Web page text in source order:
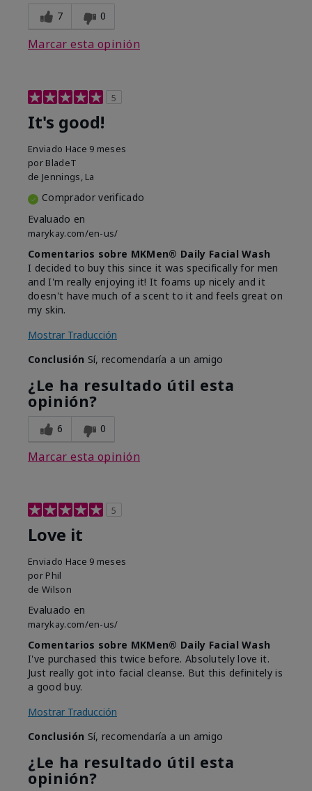
7 0
Marcar esta opinión
5
It's good!
Enviado Hace 9 meses
por BladeT
de Jennings, La
Comprador verificado
Evaluado en
marykay.com/en-us/
Comentarios sobre MKMen® Daily Facial Wash
I decided to buy this since it was specifically for men
and I'm really enjoying it! It foams up nicely and it
doesn't have much of a scent to it and feels great on
my skin.
Mostrar Traducción
Conclusión Sí, recomendaría a un amigo
¿Le ha resultado útil esta
opinión?
6 0
Marcar esta opinión
5
Love it
Enviado Hace 9 meses
por Phil
de Wilson
Evaluado en
marykay.com/en-us/
Comentarios sobre MKMen® Daily Facial Wash
I've purchased this twice before. Absolutely love it.
Just really got into facial cleanse. But this definitely is
a good buy.
Mostrar Traducción
Conclusión Sí, recomendaría a un amigo
¿Le ha resultado útil esta
opinión?